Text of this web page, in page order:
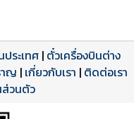
น้าเต็ม
ต็ม
ระเทศ| ตั๋วเครื่องบินต่าง
าญ | เกี่ยวกับเรา | ติดต่อเรา
ส่วนตัว